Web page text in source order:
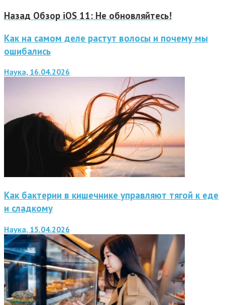
Назад Обзор iOS 11: Не обновляйтесь!
Как на самом деле растут волосы и почему мы
ошибались
Наука, 16.04.2026
Как бактерии в кишечнике управляют тягой к еде
и сладкому
Наука, 15.04.2026